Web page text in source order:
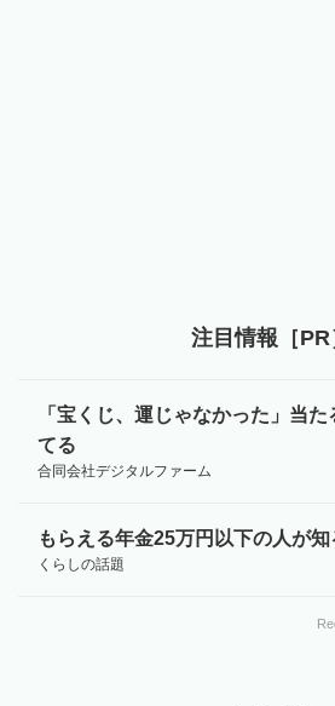
注目情報［PR
「宝くじ、運じゃなかった」当
てる
合同会社デジタルファーム
もらえる年金25万円以下の人が
くらしの話題